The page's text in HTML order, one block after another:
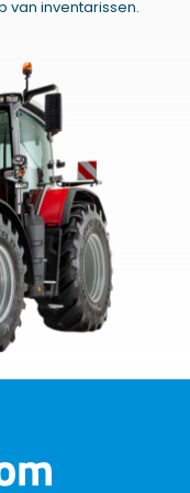
van inventarissen.